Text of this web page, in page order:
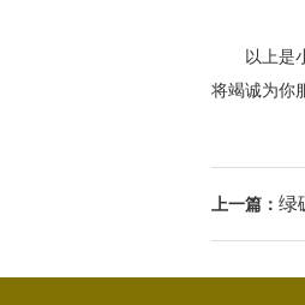
以上是小
将竭诚为你
上一篇： 绿